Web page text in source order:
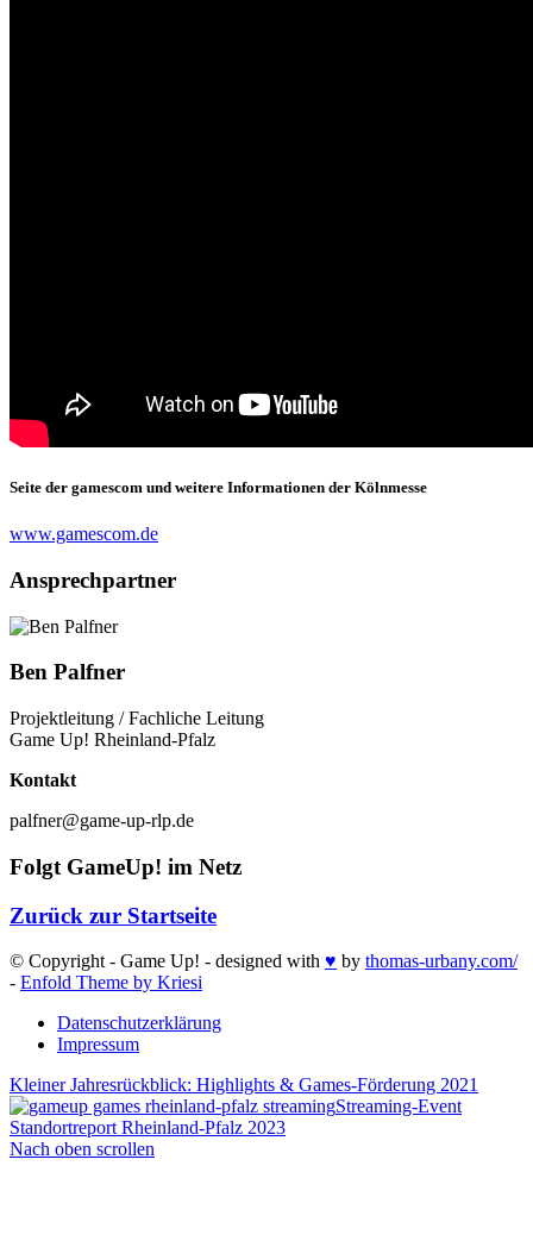
Seite der gamescom und weitere Informationen der Kölnmesse
www.gamescom.de
Ansprechpartner
Ben Palfner
Projektleitung / Fachliche Leitung
Game Up! Rheinland-Pfalz
Kontakt
palfner@game-up-rlp.de
Folgt GameUp! im Netz
Zurück zur Startseite
© Copyright - Game Up! - designed with ♥ by thomas-urbany.com/
- Enfold Theme by Kriesi
Datenschutzerklärung
Impressum
Kleiner Jahresrückblick: Highlights & Games-Förderung 2021
Streaming-Event
Standortreport Rheinland-Pfalz 2023
Nach oben scrollen